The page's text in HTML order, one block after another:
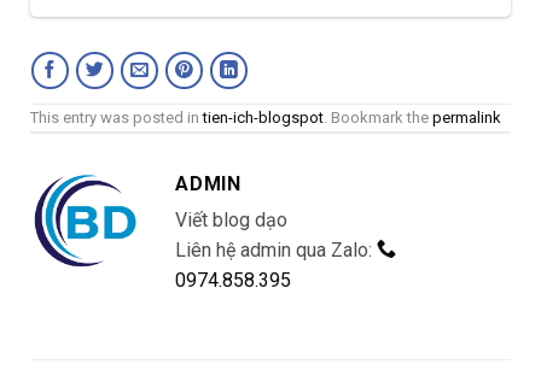
This entry was posted intien-ich-blogspot . Bookmark the permalink
ADMIN
Viết blog dạo
Liên hệ admin qua Zalo:
0974.858.395